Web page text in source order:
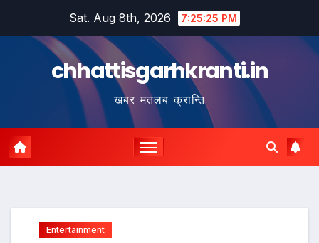
Sat. Aug 8th, 2026 7:25:26 PM
chhattisgarhkranti.in
खबर मतलब क्रान्ति
Entertainment